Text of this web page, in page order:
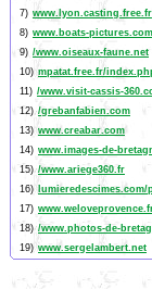
7) www.lyon.casting.free.fr
8) www.boats-pictures.com
9) /www.oiseaux-faune.net
10) mpatat.free.fr/
11) /www.visit-cassis-
12) /grebanfabien.com
13) www.creabar.com
14) www.images-de-
15) /www.ariege360.fr
16) lumieredescimes.com/
17)
18) /www.photos-de-
19) www.sergelambert.net